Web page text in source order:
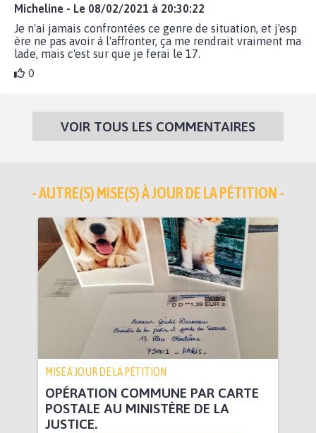
Micheline - Le 08/02/2021 à 20:30:22
Je n'ai jamais confrontées ce genre de situation, et j'esp
ère ne pas avoir à l'affronter, ça me rendrait vraiment ma
lade, mais c'est sur que je ferai le 17.
0
VOIR TOUS LES COMMENTAIRES
- AUTRE(S) MISE(S) À JOUR DE LA PÉTITION -
MISE À JOUR DE LA PÉTITION
OPÉRATION COMMUNE PAR CARTE
POSTALE AU MINISTÈRE DE LA
JUSTICE.